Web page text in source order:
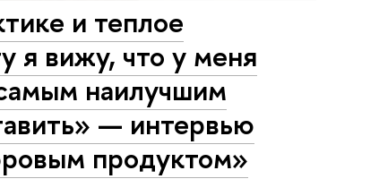
и теплое
я вижу, что у меня
наилучшим
— интервью
продуктом»